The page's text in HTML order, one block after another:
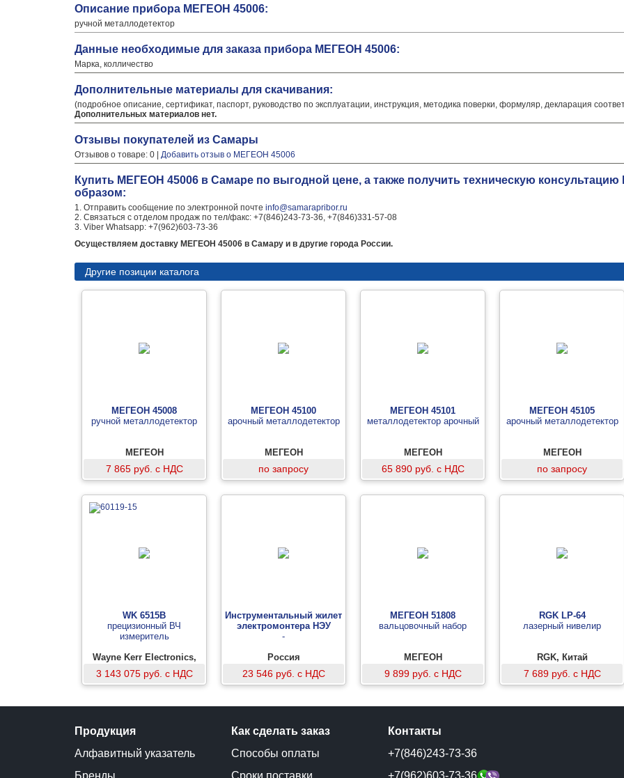
Описание прибора МЕГЕОН 45006:
ручной металлодетектор
Данные необходимые для заказа прибора МЕГЕОН 45006:
Марка, колличество
Дополнительные материалы для скачивания:
(подробное описание, сертификат, паспорт, руководство по эксплуатации, инструкция, методика поверки, формуляр, декларация
Дополнительных материалов нет.
Отзывы покупателей из Самары
Отзывов о товаре: 0 | Добавить отзыв о МЕГЕОН 45006
Купить МЕГЕОН 45006 в Самаре по выгодной цене, а также получить техническую
образом:
1. Отправить сообщение по электронной почте info@samarapribor.ru
2. Связаться с отделом продаж по тел/факс: +7(846)243-73-36, +7(846)331-57-08
3. Viber Whatsapp: +7(962)603-73-36
Осуществляем доставку МЕГЕОН 45006 в Самару и в другие города России.
Другие позиции каталога
МЕГЕОН 45008
ручной металлодетектор
МЕГЕОН
7 865 руб. с НДС
МЕГЕОН 45100
арочный металлодетектор
МЕГЕОН
по запросу
МЕГЕОН 45101
металлодетектор арочный
МЕГЕОН
65 890 руб. с НДС
МЕГЕОН 45105
арочный металлодетектор
МЕГЕОН
по запросу
WK 6515B
прецизионный ВЧ
измеритель
Wayne Kerr Electronics,
Великобритания
3 143 075 руб. с НДС
Инструментальный жилет
электромонтера НЭУ
-
Россия
23 546 руб. с НДС
МЕГЕОН 51808
вальцовочный набор
МЕГЕОН
9 899 руб. с НДС
RGK LP-64
лазерный нивелир
RGK, Китай
7 689 руб. с НДС
Продукция
Алфавитный указатель
Бренды
Как сделать заказ
Способы оплаты
Сроки поставки
Контакты
+7(846)243-73-36
+7(962)603-73-36